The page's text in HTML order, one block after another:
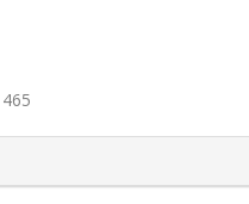
465